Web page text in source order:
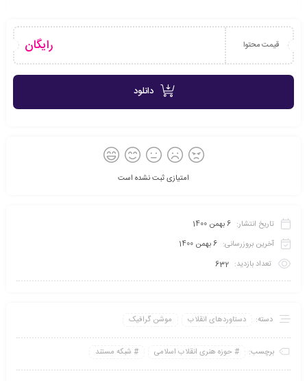
قیمت محتوا رایگان
دانلود
امتیازی ثبت نشده است
تاریخ انتشار: 6 بهمن 1400
آخرین بروزرسانی: 6 بهمن 1400
تعداد بازدید: 632
دسته: دستاوردهای انقلاب موشن گرافیک
برچسب: حوزه هنری انقلاب اسلامی شبکه مستند